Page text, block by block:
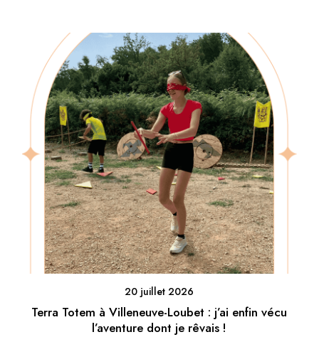
20 juillet 2026
Terra Totem à Villeneuve-Loubet : j’ai enfin vécu
l’aventure dont je rêvais !